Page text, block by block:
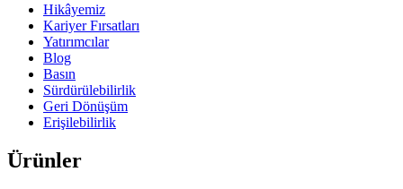
Hikâyemiz
Kariyer Fırsatları
Yatırımcılar
Blog
Basın
Sürdürülebilirlik
Geri Dönüşüm
Erişilebilirlik
Ürünler